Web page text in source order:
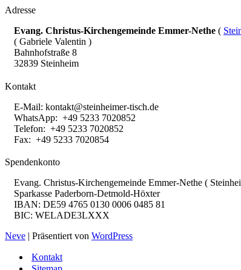
Adresse
Evang. Christus-Kirchengemeinde Emmer-Nethe (
( Gabriele Valentin )
Bahnhofstraße 8
32839 Steinheim
Kontakt
E-Mail: kontakt@steinheimer-tisch.de
WhatsApp: +49 5233 7020852
Telefon: +49 5233 7020852
Fax: +49 5233 7020854
Spendenkonto
Evang. Christus-Kirchengemeinde Emmer-Nethe (
Sparkasse Paderborn-Detmold-Höxter
IBAN: DE59 4765 0130 0006 0485 81
BIC: WELADE3LXXX
Neve | Präsentiert von WordPress
Kontakt